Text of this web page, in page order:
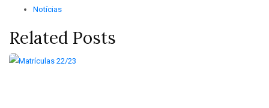
Notícias
Related Posts